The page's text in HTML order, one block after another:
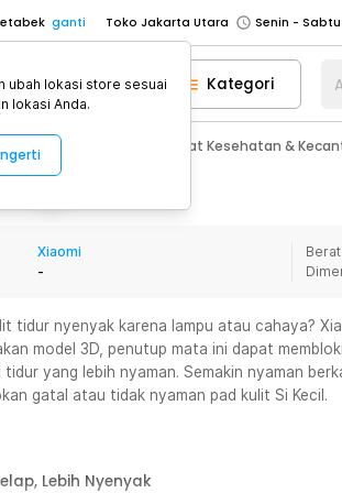
ganti Toko Jakarta Utara
Toko Tangerang
Toko Cikupa
Pick n Go Jakarta Barat
Senin -
Pick n Go Bekasi
Senin - Jumat
Senin - Jumat
Senin -
Senin -
Toko Tangerang
Toko Cikupa
Pick n Go Jakarta Barat
Senin -
Senin - Jumat
Senin - Jumat
Kategori
Up & Beauty Care Alat Kesehatan &
Xiaomi
-
tidur nyenyak karena lampu atau cahaya?
model 3D, penutup mata ini dapat
tidur yang lebih nyaman. Semakin nyaman
gatal atau tidak nyaman pad kulit Si Kecil.
Lebih Nyenyak
ubah lokasi store sesuai
lokasi Anda.